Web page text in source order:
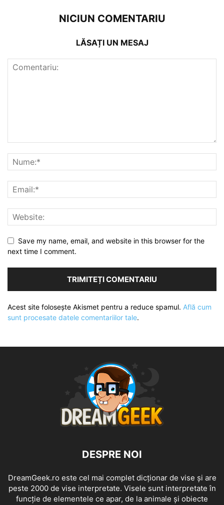
NICIUN COMENTARIU
LĂSAȚI UN MESAJ
Save my name, email, and website in this browser for the
next time I comment.
Acest site folosește Akismet pentru a reduce spamul. Află cum
sunt procesate datele comentariilor tale.
DESPRE NOI
DreamGeek.ro este cel mai complet dicționar de vise și are
peste 2000 de vise interpretate. Visele sunt interpretate în
funcție de elementele ce apar, de la animale și obiecte